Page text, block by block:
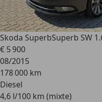
Skoda SuperbSuperb SW
€ 5 900
08/2015
178 000 km
Diesel
4,6 l/100 km (mixte)